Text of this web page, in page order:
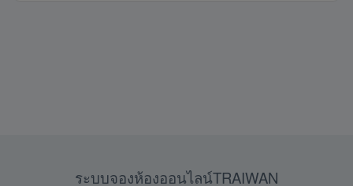
ระบบจองห้องออนไลน์TRAIWAN